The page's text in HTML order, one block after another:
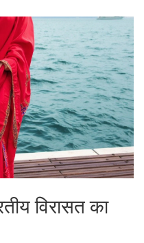
विरासत का